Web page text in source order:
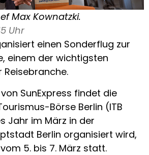
Max Kownatzki.
Uhr
einen Sonderflug zur
einem der wichtigsten
SunExpress findet die
Börse Berlin (ITB
Jahr im März in der
Berlin organisiert wird,
5. bis 7. März statt.